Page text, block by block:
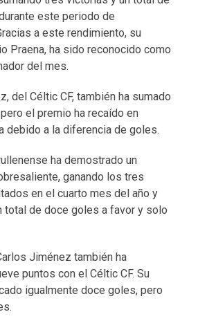
este periodo de
a este rendimiento, su
Praena, ha sido reconocido como
del mes.
del Céltic CF, también ha sumado
el premio ha recaído en
debido a la diferencia de goles.
ha demostrado un
ganando los tres
en el cuarto mes del año y
total de doce goles a favor y solo
Jiménez también ha
puntos con el Céltic CF. Su
igualmente doce goles, pero